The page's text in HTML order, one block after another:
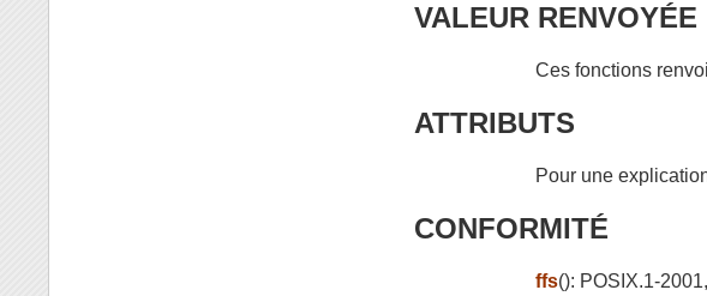
VALEUR RENVOYÉE
Ces fonctions
ATTRIBUTS
Pour une
CONFORMITÉ
ffs(): POSIX.1-